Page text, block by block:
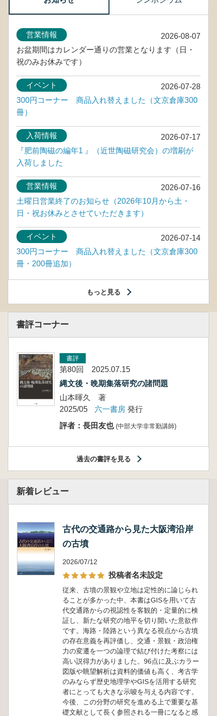
2026-08-07
営業情報
お盆期間はカレンダー通りの営業となります（日・
祝のみお休みです）
2026-07-28
イベント
300円コーナー 商品入れ替えました（文京倉庫300
冊）
2026-07-17
入荷情報
『肥前陶磁の編年1 』（近世陶磁研究会）の増刷が
入荷しました
2026-07-16
営業情報
土曜日営業終了のお知らせ（2026年10月から土・
日・祝お休みとさせていただきます）
2026-07-14
イベント
300円コーナー 商品入れ替えました（文京倉庫300
冊・200冊追加）
もっと見る
書評コーナー
書評
第80回 2025.07.15
縄文後・晩期集落研究の諸問題
山本暉久 著
2025/05
六一書房 発行
評者：長田友也 (中部大学非常勤講師)
過去の書評を見る
新着レビュー
古代の交通路から見た大阪湾沿岸
の古墳
2026/07/12
投稿者名未設定
従来、古墳の景観や立地は定性的に論じられ
ることが多かった中、本書はGISを用いて古
代交通路からの視認性を客観的・定量的に検
証し、新たな研究の地平を切り開いた意欲作
です。海路・陸路という異なる視点から古墳
の存在意義を再評価し、交通・景観・政治権
力の変遷を一つの論理で結び付けた考察には
高い説得力がありました。96点に及ぶカラー
図版や眺望解析は資料的価値も高く、考古学
のみならず歴史地理学やGISを活用する研究
者にとっても大きな示唆を与える内容です。
今後、この分野の研究を進める上で重要な基
礎文献として長く参照される一冊になると感